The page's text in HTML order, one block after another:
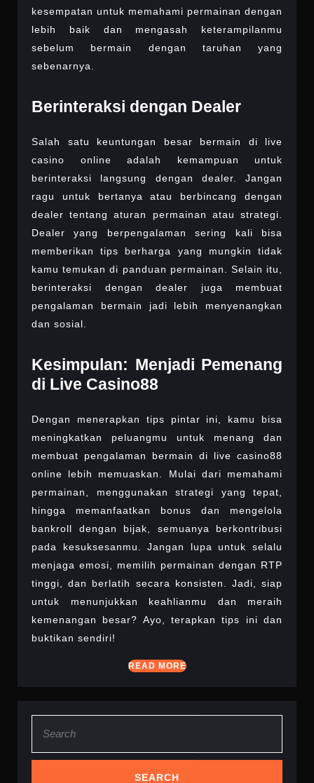
kesempatan untuk memahami permainan dengan
lebih baik dan mengasah keterampilanmu
sebelum bermain dengan taruhan yang
sebenarnya.
Berinteraksi dengan Dealer
Salah satu keuntungan besar bermain di live
casino online adalah kemampuan untuk
berinteraksi langsung dengan dealer. Jangan
ragu untuk bertanya atau berbincang dengan
dealer tentang aturan permainan atau strategi.
Dealer yang berpengalaman sering kali bisa
memberikan tips berharga yang mungkin tidak
kamu temukan di panduan permainan. Selain itu,
berinteraksi dengan dealer juga membuat
pengalaman bermain jadi lebih menyenangkan
dan sosial.
Kesimpulan: Menjadi Pemenang
di Live Casino88
Dengan menerapkan tips pintar ini, kamu bisa
meningkatkan peluangmu untuk menang dan
membuat pengalaman bermain di live casino88
online lebih memuaskan. Mulai dari memahami
permainan, menggunakan strategi yang tepat,
hingga memanfaatkan bonus dan mengelola
bankroll dengan bijak, semuanya berkontribusi
pada kesuksesanmu. Jangan lupa untuk selalu
menjaga emosi, memilih permainan dengan RTP
tinggi, dan berlatih secara konsisten. Jadi, siap
untuk menunjukkan keahlianmu dan meraih
kemenangan besar? Ayo, terapkan tips ini dan
buktikan sendiri!
READ MOREREAD
for: